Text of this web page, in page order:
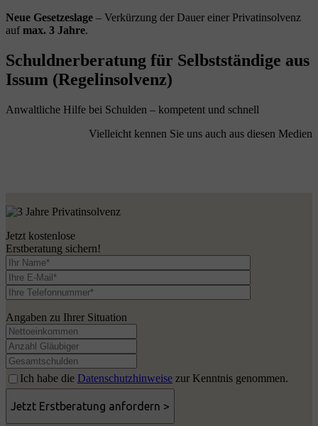
Neue Gesetzeslage – Verkürzung der Dauer einer Privatinsolvenz
aufmax. 3 Jahre.
Schuldnerberatung für Selbstständige aus
Issum (Regelinsolvenz)
Anwaltliche Hilfe bei Schulden – kompetent und schnell
Vielleicht kennen Sie uns auch aus diesen Medien
Jetzt kostenlose
Erstberatung sichern!
Angaben zu Ihrer Situation
Ich habe die Datenschutzhinweise zur Kenntnis genommen.